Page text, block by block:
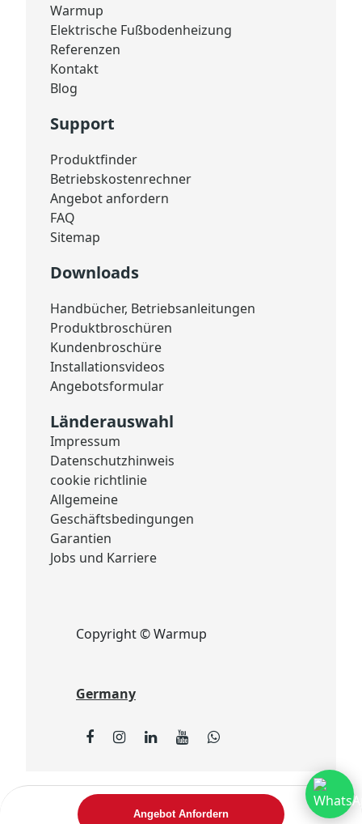
Angebot Anfordern
Warmup
Elektrische Fußbodenheizung
Referenzen
Kontakt
Blog
Support
Produktfinder
Betriebskostenrechner
Angebot anfordern
FAQ
Sitemap
Downloads
Handbücher, Betriebsanleitungen
Produktbroschüren
Kundenbroschüre
Installationsvideos
Angebotsformular
Länderauswahl
Impressum
Datenschutzhinweis
cookie richtlinie
Allgemeine
Geschäftsbedingungen
Garantien
Jobs und Karriere
Copyright © Warmup
Germany